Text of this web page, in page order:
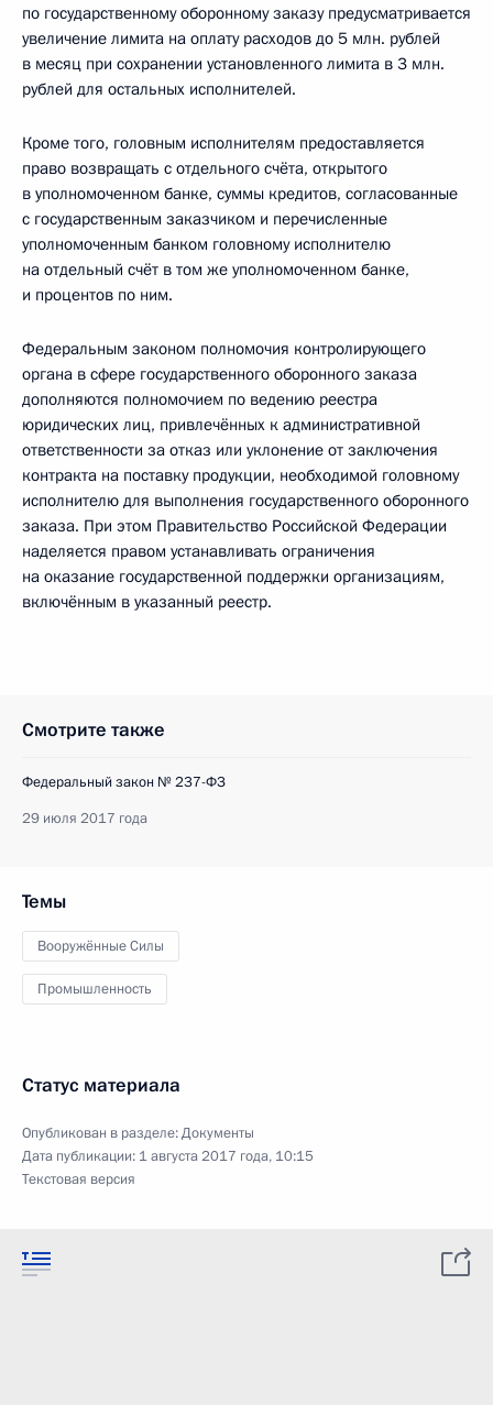
по государственному оборонному заказу предусматривается
увеличение лимита на оплату расходов до 5 млн. рублей
в месяц при сохранении установленного лимита в 3 млн.
рублей для остальных исполнителей.
Кроме того, головным исполнителям предоставляется
право возвращать с отдельного счёта, открытого
в уполномоченном банке, суммы кредитов, согласованные
с государственным заказчиком и перечисленные
уполномоченным банком головному исполнителю
на отдельный счёт в том же уполномоченном банке,
и процентов по ним.
Федеральным законом полномочия контролирующего
органа в сфере государственного оборонного заказа
дополняются полномочием по ведению реестра
юридических лиц, привлечённых к административной
ответственности за отказ или уклонение от заключения
контракта на поставку продукции, необходимой головному
исполнителю для выполнения государственного оборонного
заказа. При этом Правительство Российской Федерации
наделяется правом устанавливать ограничения
на оказание государственной поддержки организациям,
включённым в указанный реестр.
Смотрите также
Федеральный закон № 237-ФЗ
29 июля 2017 года
Темы
Вооружённые Силы
Промышленность
Статус материала
Опубликован в разделе:Документы
Дата публикации: 1 августа 2017 года, 10:15
Текстовая версия